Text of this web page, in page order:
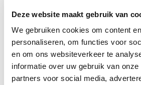
Deze website maakt gebruik van
We gebruiken cookies om content
personaliseren, om functies voor
en om ons websiteverkeer te
informatie over uw gebruik van
partners voor social media,